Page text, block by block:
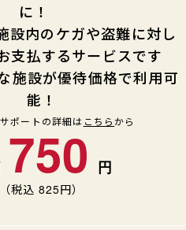
に！
内のケガや盗難に対し
支払するサービスです
施設が優待価格で利用可
能！
ポートの詳細は こちら から
750
（税込 825円）